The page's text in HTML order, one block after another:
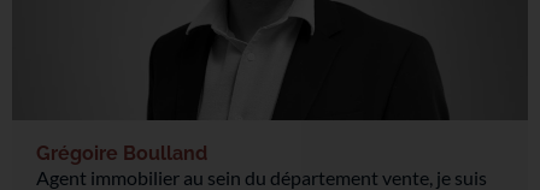
Grégoire Boulland
Agent immobilier au sein du département vente, je suis